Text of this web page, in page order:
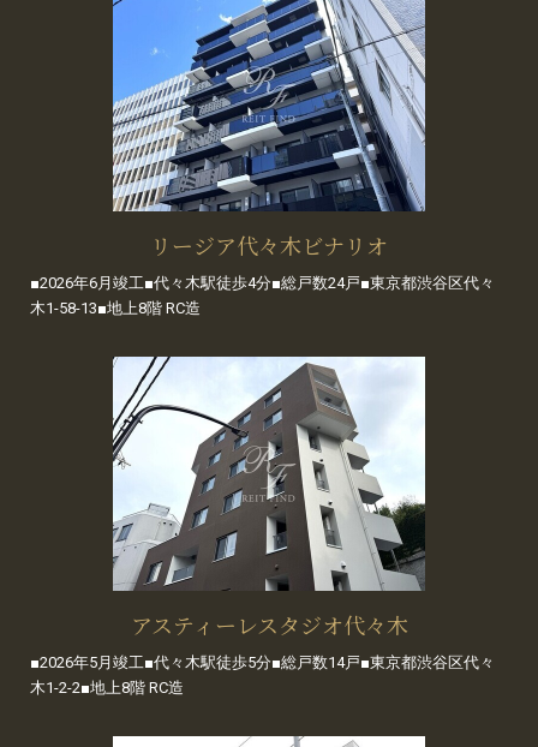
リージア代々木ビナリオ
■2026年6月竣工■代々木駅徒歩4分■総戸数24戸■東京都渋谷区代々
木1-58-13■地上8階 RC造
アスティーレスタジオ代々木
■2026年5月竣工■代々木駅徒歩5分■総戸数14戸■東京都渋谷区代々
木1-2-2■地上8階 RC造